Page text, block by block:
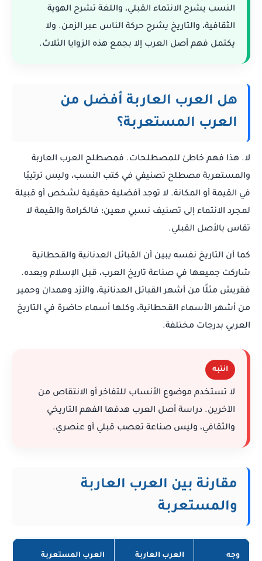
النسب يشرح الانتماء القبلي، واللغة تشرح الهوية
الثقافية، والتاريخ يشرح حركة الناس عبر الزمن. ولا
يكتمل فهم أصل العرب إلا بجمع هذه الزوايا الثلاث.
هل العرب العاربة أفضل من
العرب المستعربة؟
لا. هذا فهم خاطئ للمصطلحات. فمصطلح العرب العاربة
والمستعربة مصطلح تصنيفي في كتب النسب، وليس ترتيبًا
في القيمة أو المكانة. لا توجد أفضلية حقيقية لشخص أو قبيلة
لمجرد الانتماء إلى تصنيف نسبي معين؛ فالكرامة والقيمة لا
تقاس بالأصل القبلي.
كما أن التاريخ نفسه يبين أن القبائل العدنانية والقحطانية
شاركت جميعها في صناعة تاريخ العرب، قبل الإسلام وبعده.
فقريش مثلًا من أشهر القبائل العدنانية، والأزد وهمدان وحمير
من أشهر الأسماء القحطانية، وكلها أسماء حاضرة في التاريخ
العربي بدرجات مختلفة.
انتبه
لا تستخدم موضوع الأنساب للتفاخر أو الانتقاص من
الآخرين. دراسة أصل العرب هدفها الفهم التاريخي
والثقافي، وليس صناعة تعصب قبلي أو عنصري.
مقارنة بين العرب العاربة
والمستعربة
وجه
العرب العاربة العرب المستعربة